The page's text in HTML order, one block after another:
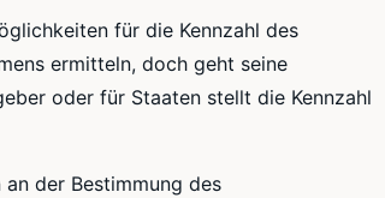
für die Kennzahl des
ermitteln, doch geht seine
oder für Staaten stellt die Kennzahl
der Bestimmung des